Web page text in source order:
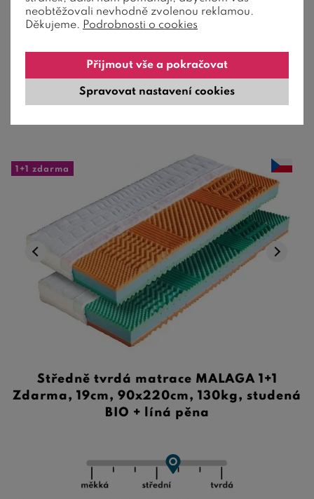
od 10 790 Kč
12-20 dní
1+1 zdarma
Středně tvrdá matrace MALAGA 1+1
Zdarma, 19cm, 90x220cm, 130kg, studená
BIO + líná pěna
neobtěžovali nevhodně zvolenou reklamou.
Děkujeme. Podrobnosti o cookies
Spravovat nastavení cookies
Přijmout vše a pokračovat